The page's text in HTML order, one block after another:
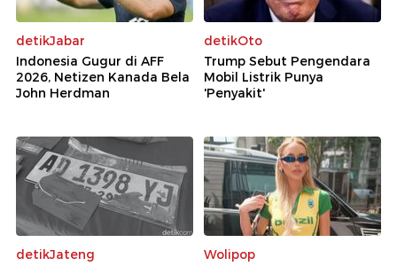
detikJabar
Indonesia Gugur di AFF
2026, Netizen Kanada Bela
John Herdman
detikOto
Trump Sebut Pengendara
Mobil Listrik Punya
'Penyakit'
detikJateng
Wolipop